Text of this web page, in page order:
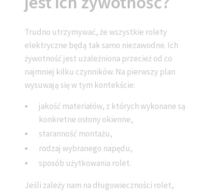
Trudno utrzymywać, że wszystkie rolety
elektryczne będą tak samo niezawodne. Ich
żywotność jest uzależniona przecież od co
najmniej kilku czynników. Na pierwszy plan
wysuwają się w tym kontekście:
jakość materiałów, z których wykonane są
konkretne osłony okienne,
staranność montażu,
rodzaj wybranego napędu,
sposób użytkowania rolet.
Jeśli zależy nam na długowieczności rolet,